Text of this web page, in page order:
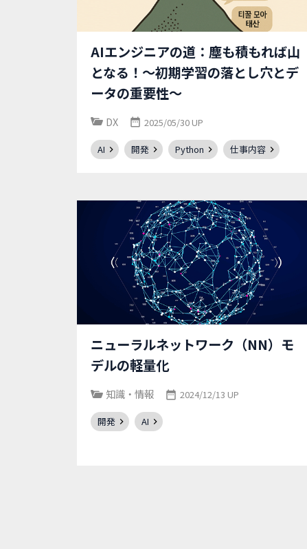
AIエンジニアの道：塵も積もれば山
となる！～初期学習の落とし穴とデ
ータの重要性～
DX 2025/05/30 UP
AI 開発 Python 仕事内容
ニューラルネットワーク（NN）モ
デルの軽量化
知識・情報 2024/12/13 UP
開発 AI